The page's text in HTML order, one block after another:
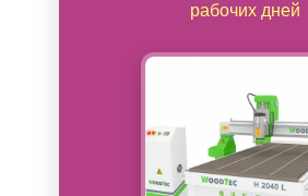
рабочих дней